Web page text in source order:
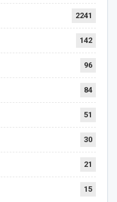
2241
142
96
84
51
30
21
15